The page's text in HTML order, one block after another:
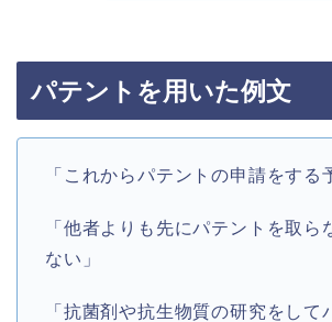
パテントを用いた例文
「これからパテントの申請をする
「他者よりも先にパテントを取ら
ない」
「抗菌剤や抗生物質の研究をして